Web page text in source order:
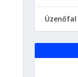
Üzenőfal